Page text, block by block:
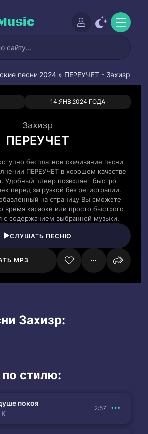
песни 2024 » ПЕРЕУЧЕТ - Захизр
14.ЯНВ.2024 ГОДА
0 0
Захизр
ПЕРЕУЧЕТ
бесплатное скачивание песни
ПЕРЕУЧЕТ в хорошем качестве
Удобный плеер позволяет быстро
перед загрузкой без регистрации.
на страницу Вы сможете
время караоке или просто быстрого
с содержанием выбранной музыки.
СЛУШАТЬ ПЕСНЮ
MP3
Захизр:
стилю:
покоя
2:57